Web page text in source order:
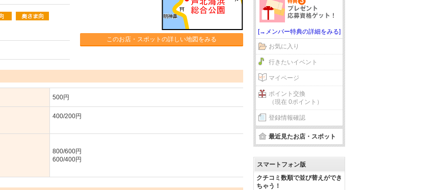
このお店・スポットの詳しい地図をみる
500円
400/200円
800/600円
600/400円
[→メンバー特典の詳細をみる]
お気に入り
行きたいイベント
マイページ
ポイント交換
（現在 0ポイント）
登録情報確認
最近見たお店・スポット
スマートフォン版
クチコミ数順で並び替えができ
ちゃう！